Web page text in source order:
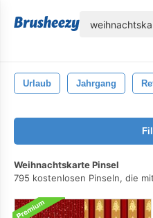
Urlaub Jahrgang
Weihnachtskarte Pinsel
795 kostenlosen Pinseln, die mit